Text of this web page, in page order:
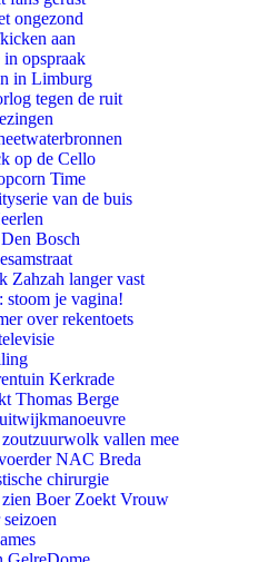
ongezond
aan
in opspraak
in Limburg
tegen de ruit
op de Cello
Time
van de buis
Bosch
Zahzah langer vast
je vagina!
over rekentoets
Kerkrade
Thomas Berge
vallen mee
NAC Breda
chirurgie
Boer Zoekt Vrouw